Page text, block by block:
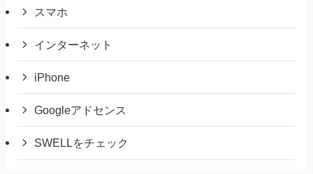
スマホ
インターネット
iPhone
Googleアドセンス
SWELLをチェック